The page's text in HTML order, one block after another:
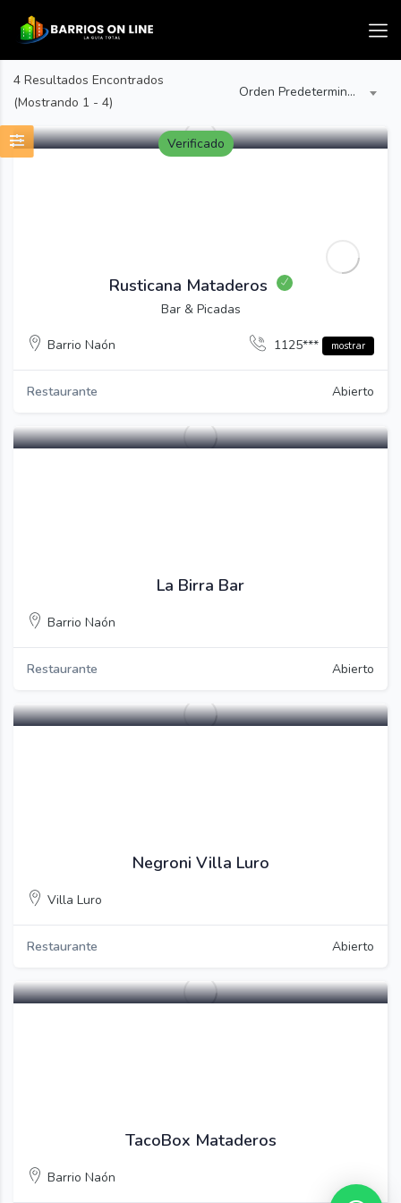
4 Resultados Encontrados
(Mostrando 1 - 4)
Orden Predeterminado
Verificado
Rusticana Mataderos
Bar & Picadas
Barrio Naón 1125*** mostrar
Restaurante Abierto
La Birra Bar
Barrio Naón
Restaurante Abierto
Negroni Villa Luro
Villa Luro
Restaurante Abierto
TacoBox Mataderos
Barrio Naón